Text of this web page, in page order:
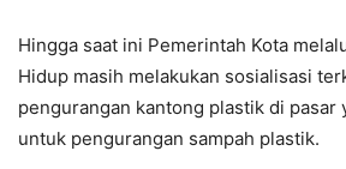
Hingga saat ini Pemerintah Kota
Hidup masih melakukan sosialisasi
pengurangan kantong plastik di pasar
untuk pengurangan sampah plastik.